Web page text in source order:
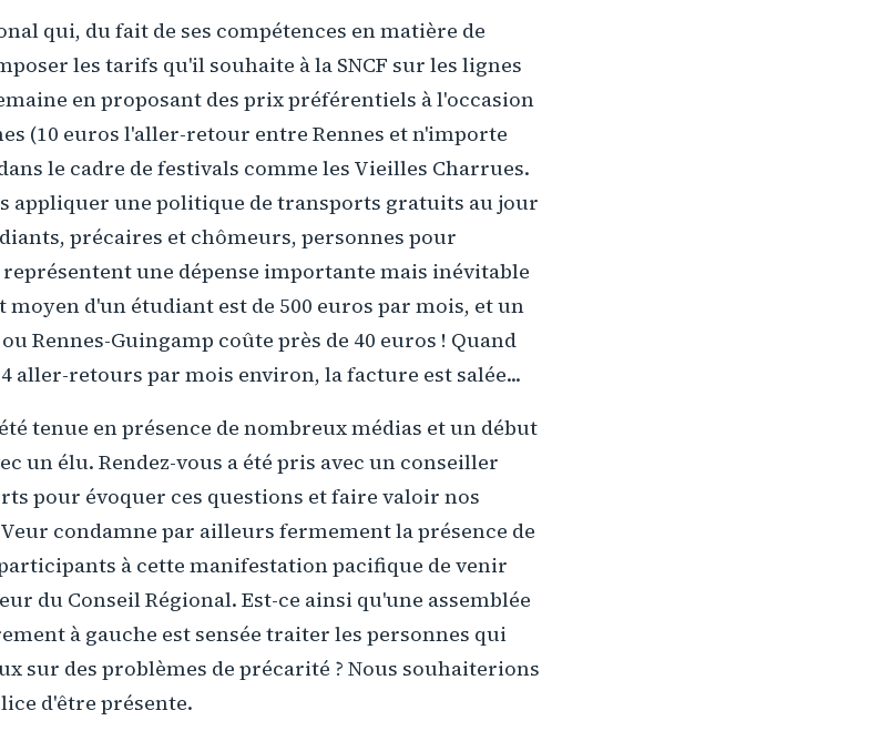
qui, du fait de ses compétences en matière de
les tarifs qu'il souhaite à la SNCF sur les lignes
en proposant des prix préférentiels à l'occasion
(10 euros l'aller-retour entre Rennes et n'importe
le cadre de festivals comme les Vieilles Charrues.
appliquer une politique de transports gratuits au jour
précaires et chômeurs, personnes pour
une dépense importante mais inévitable
moyen d'un étudiant est de 500 euros par mois, et un
Rennes-Guingamp coûte près de 40 euros ! Quand
aller-retours par mois environ, la facture est salée...
tenue en présence de nombreux médias et un début
un élu. Rendez-vous a été pris avec un conseiller
pour évoquer ces questions et faire valoir nos
condamne par ailleurs fermement la présence de
à cette manifestation pacifique de venir
du Conseil Régional. Est-ce ainsi qu'une assemblée
à gauche est sensée traiter les personnes qui
sur des problèmes de précarité ? Nous souhaiterions
d'être présente.